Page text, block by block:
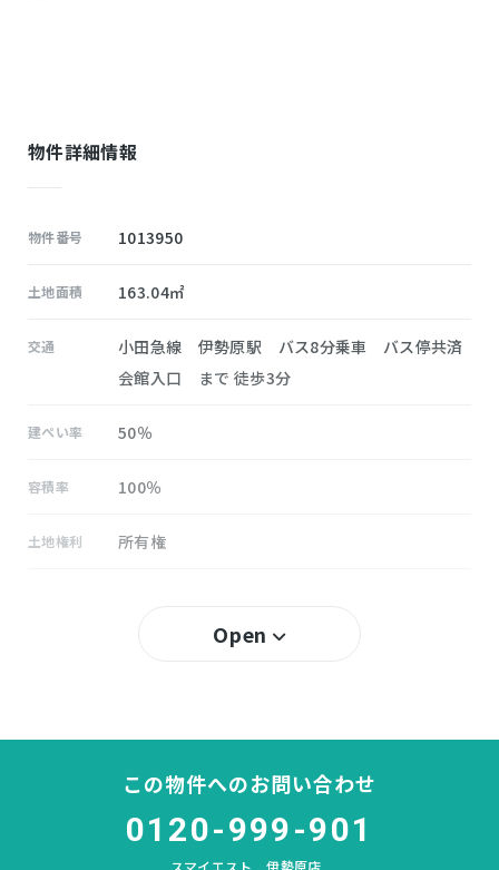
物件詳細情報
物件番号 1013950
土地面積 163.04㎡
交通
小田急線 伊勢原駅 バス8分乗車 バス停共済
会館入口 まで 徒歩3分
建ぺい率 50％
容積率 100％
土地権利 所有権
なし
Open
この物件へのお問い合わせ
0120-999-901
スマイエスト 伊勢原店